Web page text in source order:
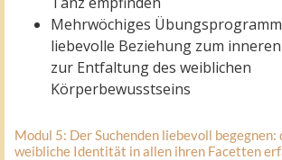
Mehrwöchiges
liebevolle Beziehung zum
zur Entfaltung des weiblichen
Körperbewusstseins
Modul 5: Der Suchenden liebevoll begegnen:
weibliche Identität in allen ihren Facetten